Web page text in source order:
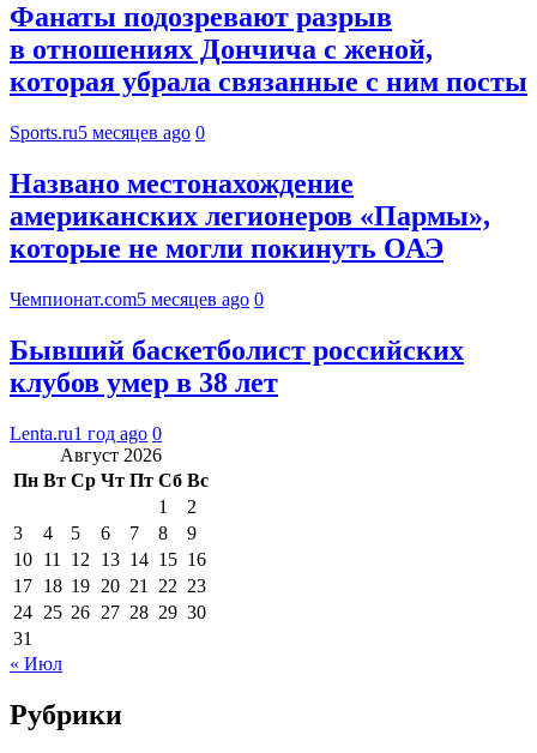
Фанаты подозревают разрыв
в отношениях Дончича с женой,
которая убрала связанные с ним посты
Sports.ru5 месяцев ago 0
Названо местонахождение
американских легионеров «Пармы»,
которые не могли покинуть ОАЭ
Чемпионат.com5 месяцев ago 0
Бывший баскетболист российских
клубов умер в 38 лет
Lenta.ru1 год ago 0
Август 2026
Пн Вт Ср Чт Пт Сб Вс
1
2
3
4 5 6 7 8
9
10 11 12 13 14 15 16
17 18 19 20 21 22 23
24 25 26 27 28 29 30
31
« Июл
Рубрики